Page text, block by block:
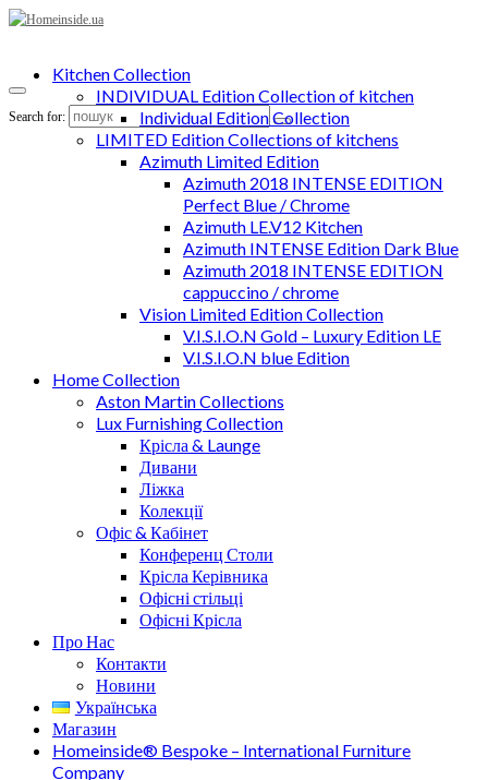
Search for:
Kitchen Collection
INDIVIDUAL Edition Collection of kitchen
Individual Edition Collection
LIMITED Edition Collections of kitchens
Azimuth Limited Edition
Azimuth 2018 INTENSE EDITION
Perfect Blue / Chrome
Azimuth LE.V12 Kitchen
Azimuth INTENSE Edition Dark Blue
Azimuth 2018 INTENSE EDITION
cappuccino / chrome
Vision Limited Edition Collection
V.I.S.I.O.N Gold – Luxury Edition LE
V.I.S.I.O.N blue Edition
Home Collection
Aston Martin Collections
Lux Furnishing Collection
Крісла & Launge
Дивани
Ліжка
Колекції
Офіс & Кабінет
Конференц Столи
Крісла Керівника
Офісні стільці
Офісні Крісла
Про Нас
Контакти
Новини
Українська
Магазин
Homeinside® Bespoke – International Furniture
Company